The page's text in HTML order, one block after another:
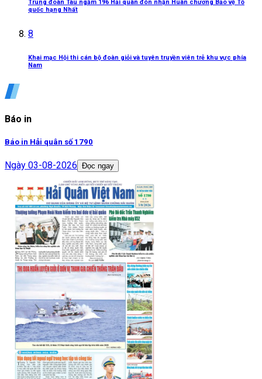
Trung đoàn Tàu ngầm 196 Hải quân đón nhận Huân chương Bảo vệ Tổ
quốc hạng Nhất
8
Khai mạc Hội thi cán bộ đoàn giỏi và tuyên truyền viên trẻ khu vực phía
Nam
Báo in
Báo in Hải quân số 1790
Ngày 03-08-2026 Đọc ngay